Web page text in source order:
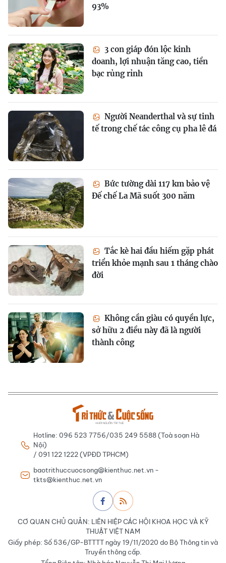
93%
3 con giáp đón lộc kinh
doanh, lợi nhuận tăng cao, tiền
bạc rủng rỉnh
Người Neanderthal và sự tinh
tế trong chế tác công cụ pha lê đá
Bức tường dài 117 km bảo vệ
Đế chế La Mã suốt 300 năm
Tắc kè hai đầu hiếm gặp phát
triển khỏe mạnh sau 1 tháng chào
đời
Không cần giàu có quyền lực,
sở hữu 2 điều này đã là người
thành công
Hotline: 096 523 7756/035 249 5588 (Toà soạn Hà
Nội)
/ 091 122 1222 (VPĐD TPHCM)
baotrithuccuocsong@kienthuc.net.vn -
tkts@kienthuc.net.vn
CƠ QUAN CHỦ QUẢN: LIÊN HIỆP CÁC HỘI KHOA HỌC VÀ KỸ
THUẬT VIỆT NAM
Giấy phép: Số 536/GP-BTTTT ngày 19/11/2020 do Bộ Thông tin và
Truyền thông cấp.